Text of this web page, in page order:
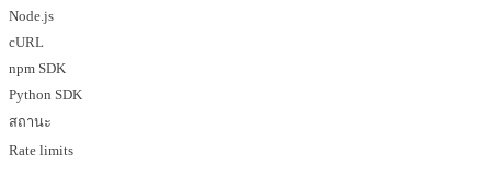
Node.js
cURL
npm SDK
Python SDK
สถานะ
Rate limits